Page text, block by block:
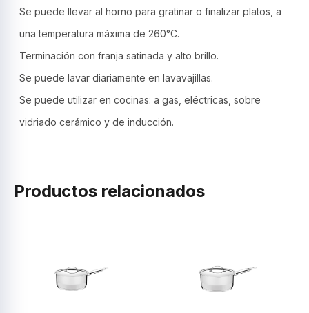
Se puede llevar al horno para gratinar o finalizar platos, a
una temperatura máxima de 260°C.
Terminación con franja satinada y alto brillo.
Se puede lavar diariamente en lavavajillas.
Se puede utilizar en cocinas: a gas, eléctricas, sobre
vidriado cerámico y de inducción.
Productos relacionados